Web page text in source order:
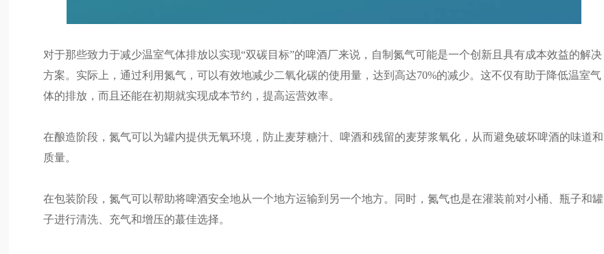
对于那些致力于减少温室气体排放以实现“双碳目标”的啤酒厂来说，自制氮气可能是一个创新且具有成本效益的解决
方案。实际上，通过利用氮气，可以有效地减少二氧化碳的使用量，达到高达70%的减少。这不仅有助于降低温室气
体的排放，而且还能在初期就实现成本节约，提高运营效率。
在酿造阶段，氮气可以为罐内提供无氧环境，防止麦芽糖汁、啤酒和残留的麦芽浆氧化，从而避免破坏啤酒的味道和
质量。
在包装阶段，氮气可以帮助将啤酒安全地从一个地方运输到另一个地方。同时，氮气也是在灌装前对小桶、瓶子和罐
子进行清洗、充气和增压的蕞佳选择。